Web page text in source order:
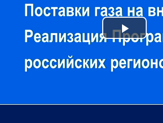
Play
Video